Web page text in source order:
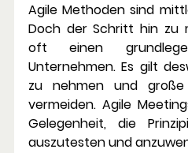
Agile Methoden sind
Doch der Schritt hin zu
oft einen
Unternehmen. Es gilt
zu nehmen und
vermeiden. Agile
Gelegenheit, die
auszutesten und